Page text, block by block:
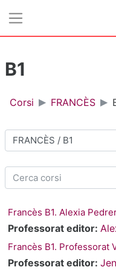
B1
Corsi FRANCÈS
Categorie di corso
Cerca corsi
Francès B1. Alexia
Professorat editor:
Francès B1. Professorat
Professorat editor: